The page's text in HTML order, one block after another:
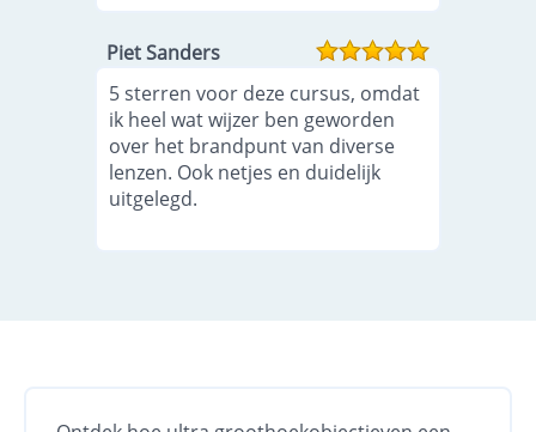
Piet Sanders
5 sterren voor deze cursus, omdat
ik heel wat wijzer ben geworden
over het brandpunt van diverse
lenzen. Ook netjes en duidelijk
uitgelegd.